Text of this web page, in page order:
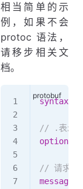
相当简单的示
例，如果不会
protoc 语法，
请移步相关文
档。
syntax
// .表示就
option
// 请求
message